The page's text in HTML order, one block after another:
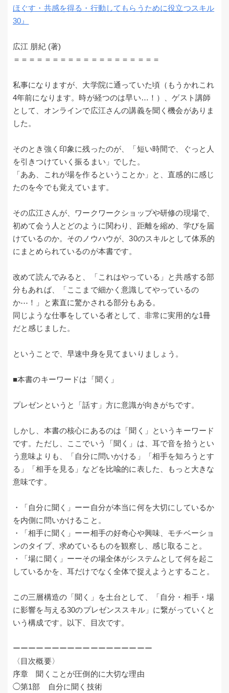
ほぐす・共感を得る・行動してもらうために役立つスキル
30』
広江 朋紀 (著)
＝＝＝＝＝＝＝＝＝＝＝＝＝＝＝＝＝＝＝
私事になりますが、大学院に通っていた頃（もうかれこれ
4年前になります。時が経つのは早い…！）、ゲスト講師
として、オンラインで広江さんの講義を聞く機会がありま
した。
そのとき強く印象に残ったのが、「短い時間で、ぐっと人
を引きつけていく振るまい」でした。
「ああ、これが場を作るということか」と、直感的に感じ
たのを今でも覚えています。
その広江さんが、ワークワークショップや研修の現場で、
初めて会う人とどのように関わり、距離を縮め、学びを届
けているのか。そのノウハウが、30のスキルとして体系的
にまとめられているのが本書です。
改めて読んでみると、「これはやっている」と共感する部
分もあれば、「ここまで細かく意識してやっているの
か⋯！」と素直に驚かされる部分もある。
同じような仕事をしている者として、非常に実用的な1冊
だと感じました。
ということで、早速中身を見てまいりましょう。
■本書のキーワードは「聞く」
プレゼンというと「話す」方に意識が向きがちです。
しかし、本書の核心にあるのは「聞く」というキーワード
です。ただし、ここでいう「聞く」は、耳で音を拾うとい
う意味よりも、「自分に問いかける」「相手を知ろうとす
る」「相手を見る」などを比喩的に表した、もっと大きな
意味です。
・「自分に聞く」ーー自分が本当に何を大切にしているか
を内側に問いかけること。
・「相手に聞く」ーー相手の好奇心や興味、モチベーショ
ンのタイプ、求めているものを観察し、感じ取ること。
・「場に聞く」ーーその場全体がシステムとして何を起こ
しているかを、耳だけでなく全体で捉えようとすること。
この三層構造の「聞く」を土台として、「自分・相手・場
に影響を与える30のプレゼンススキル」に繋がっていくと
いう構成です。以下、目次です。
ーーーーーーーーーーーーーーーーーー
〈目次概要〉
序章 聞くことが圧倒的に大切な理由
◯第1部 自分に聞く技術